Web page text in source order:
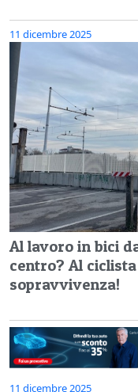
11 dicembre 2025
Al lavoro in bici
centro? Al
sopravvivenza!
11 dicembre 2025